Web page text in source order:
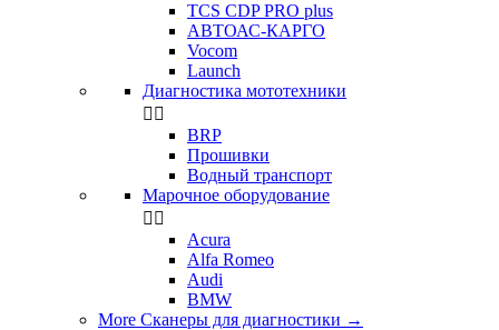
TCS CDP PRO plus
АВТОАС-КАРГО
Vocom
Launch
Диагностика мототехники
 
BRP
Прошивки
Водный транспорт
Марочное оборудование
 
Acura
Alfa Romeo
Audi
BMW
More Сканеры для диагностики →